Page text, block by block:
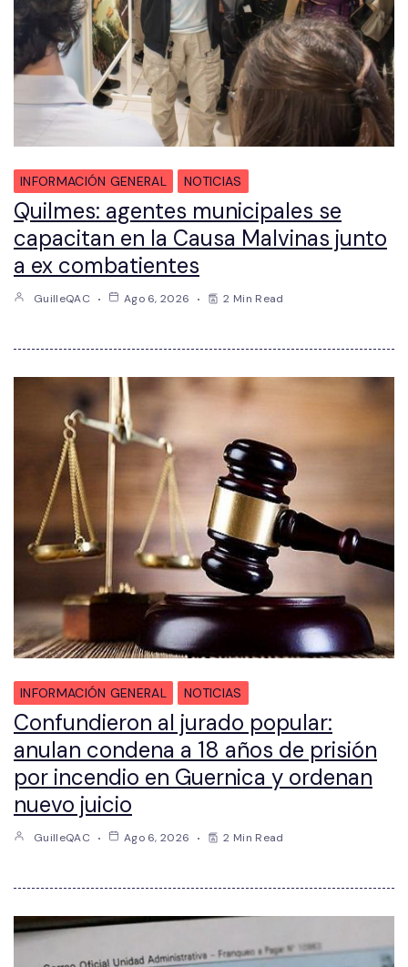
INFORMACIÓN GENERAL NOTICIAS
Quilmes: agentes municipales se
capacitan en la Causa Malvinas junto
a ex combatientes
GuilleQAC Ago 6, 2026 2 Min Read
INFORMACIÓN GENERAL NOTICIAS
Confundieron al jurado popular:
anulan condena a 18 años de prisión
por incendio en Guernica y ordenan
nuevo juicio
GuilleQAC Ago 6, 2026 2 Min Read